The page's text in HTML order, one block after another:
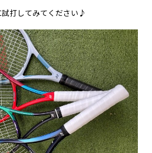
打してみてください♪